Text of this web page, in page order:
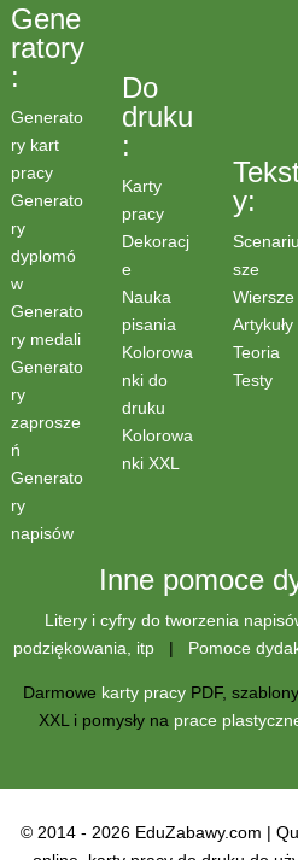
Gene
ratory
:
Generato
ry kart
pracy
Generato
ry
dyplomó
w
Generato
ry medali
Generato
ry
zaprosze
ń
Generato
ry
napisów
Do
druku
:
Karty
pracy
Dekoracj
e
Nauka
pisania
Kolorowa
nki do
druku
Kolorowa
nki XXL
y:
Scenariu
sze
Wiersze
Artykuły
Teoria
Testy
Inne pomoce
Litery i cyfry do tworzenia
podziękowania, itp| Pomoce
Darmowe karty pracy PDF, szablony,
XXL i pomysły na prace
© 2014 - 2026 EduZabawy.com |